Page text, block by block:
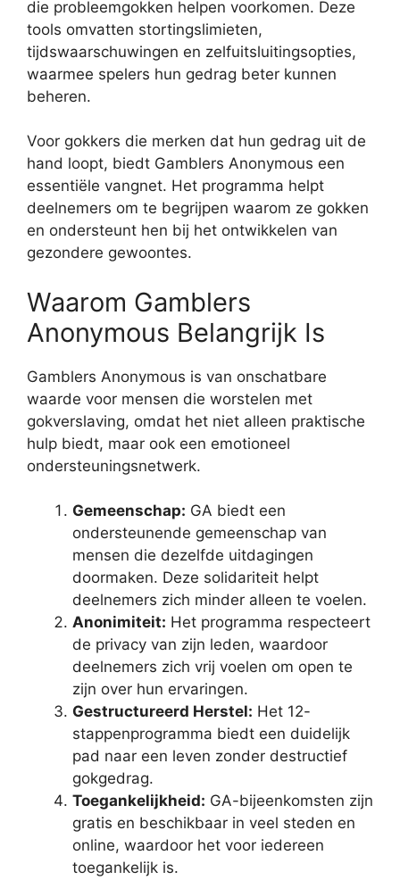
die probleemgokken helpen voorkomen. Deze
tools omvatten stortingslimieten,
tijdswaarschuwingen en zelfuitsluitingsopties,
waarmee spelers hun gedrag beter kunnen
beheren.
Voor gokkers die merken dat hun gedrag uit de
hand loopt, biedt Gamblers Anonymous een
essentiële vangnet. Het programma helpt
deelnemers om te begrijpen waarom ze gokken
en ondersteunt hen bij het ontwikkelen van
gezondere gewoontes.
Waarom Gamblers
Anonymous Belangrijk Is
Gamblers Anonymous is van onschatbare
waarde voor mensen die worstelen met
gokverslaving, omdat het niet alleen praktische
hulp biedt, maar ook een emotioneel
ondersteuningsnetwerk.
Gemeenschap: GA biedt een
ondersteunende gemeenschap van
mensen die dezelfde uitdagingen
doormaken. Deze solidariteit helpt
deelnemers zich minder alleen te voelen.
Anonimiteit: Het programma respecteert
de privacy van zijn leden, waardoor
deelnemers zich vrij voelen om open te
zijn over hun ervaringen.
Gestructureerd Herstel: Het 12-
stappenprogramma biedt een duidelijk
pad naar een leven zonder destructief
gokgedrag.
Toegankelijkheid: GA-bijeenkomsten zijn
gratis en beschikbaar in veel steden en
online, waardoor het voor iedereen
toegankelijk is.